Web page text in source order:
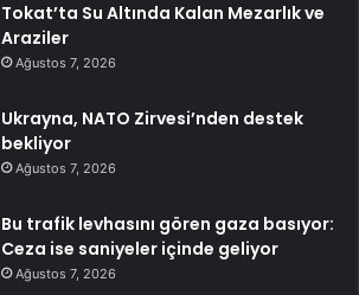
Tokat’ta Su Altında Kalan Mezarlık ve
Araziler
Ağustos 7, 2026
Ukrayna, NATO Zirvesi’nden destek
bekliyor
Ağustos 7, 2026
Bu trafik levhasını gören gaza basıyor:
Ceza ise saniyeler içinde geliyor
Ağustos 7, 2026